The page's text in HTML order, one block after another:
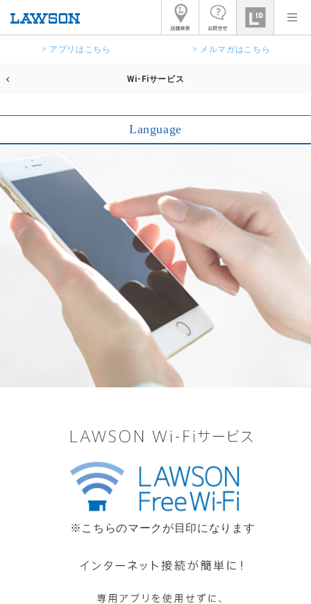
> アプリはこちら > メルマガはこちら
Wi-Fiサービス
Language
※こちらのマークが目印になります